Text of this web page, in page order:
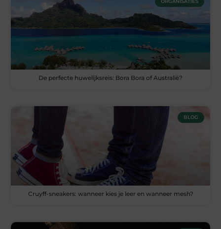
De perfecte huwelijksreis: Bora Bora of Australië?
BLOG
Cruyff-sneakers: wanneer kies je leer en wanneer mesh?